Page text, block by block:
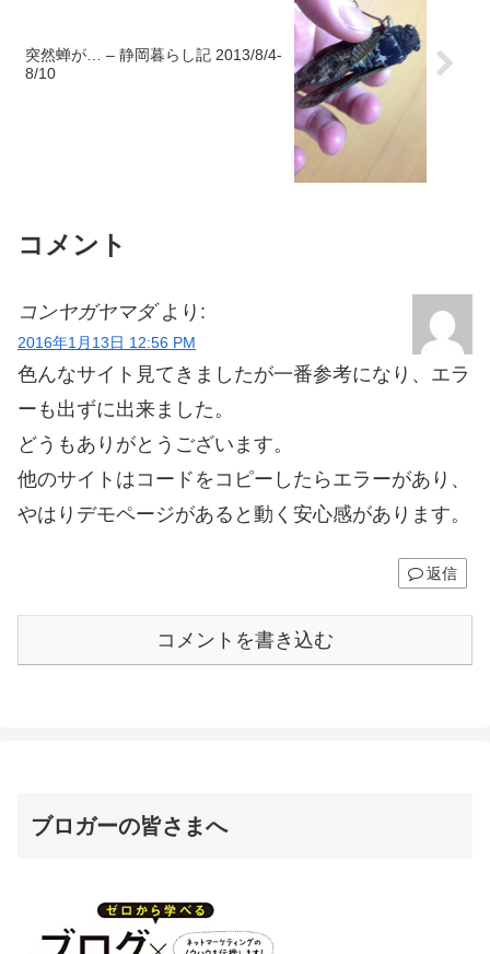
突然蝉が… – 静岡暮らし記 2013/8/4-
8/10
コメント
コンヤガヤマダ より:
2016年1月13日 12:56 PM
色んなサイト見てきましたが一番参考になり、エラ
ーも出ずに出来ました。
どうもありがとうございます。
他のサイトはコードをコピーしたらエラーがあり、
やはりデモページがあると動く安心感があります。
返信
コメントを書き込む
ブロガーの皆さまへ